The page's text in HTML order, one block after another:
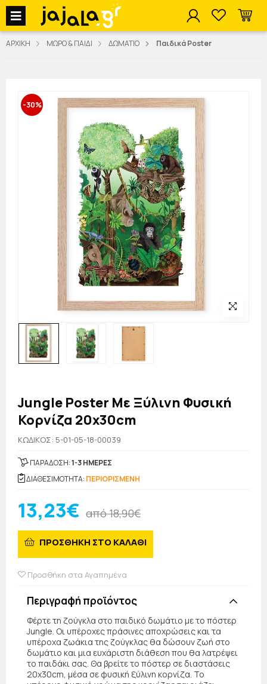
jajala Menu
ΑΡΧΙΚΗ ΜΩΡΟ & ΠΑΙΔΙ ΔΩΜΑΤΙΟ Παιδικά Poster
-30%
Jungle Poster Με Ξύλινη Φυσική
Κορνίζα 20x30cm
KΩΔΙΚΟΣ: 5-01-05-18-00039
ΠΑΡΑΔΟΣΗ:1-3 ΗΜΕΡΕΣ
ΔΙΑΘΕΣΙΜΟΤΗΤΑ: ΠΕΡΙΟΡΙΣΜΕΝΗ
13,23€ από 18,90€
ΠΡΟΣΘΗΚΗ ΣΤΟ ΚΑΛΑΘΙ
Προσθήκη στα Αγαπημένα
Περιγραφή προϊόντος
Φέρτε τη ζούγκλα στο παιδικό δωμάτιο με το πόστερ
Jungle. Οι υπέροχες πράσινες αποχρώσεις και τα
υπέροχα ζωάκια της ζούγκλας θα δώσουν ζωή στο
δωμάτιο και μια ευχάριστη διάθεση που θα λατρέψει
το παιδάκι σας. Θα βρείτε το πόστερ σε διαστάσεις
20x30cm, μέσα σε φυσική ξύλινη κορνίζα. Το